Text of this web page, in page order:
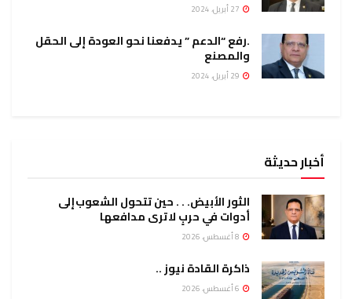
.رفع “الدعم ” يدفعنا نحو العودة إلى الحقل
والمصنع
أخبار حديثة
الثور الأبيض. . . حين تتحول الشعوب إلى
أدوات في حربٍ لا ترى مدافعها
ذاكرة القادة نيوز ..